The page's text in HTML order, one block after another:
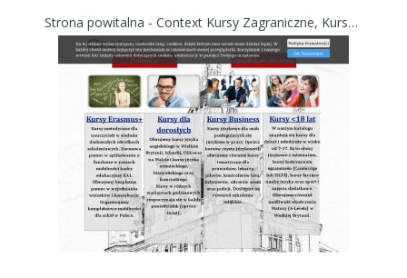
Strona powitalna - Context Kursy Zagraniczne, Kursy za granicą Anglia, USA, Malta, Hiszpania, Niemcy, Francja